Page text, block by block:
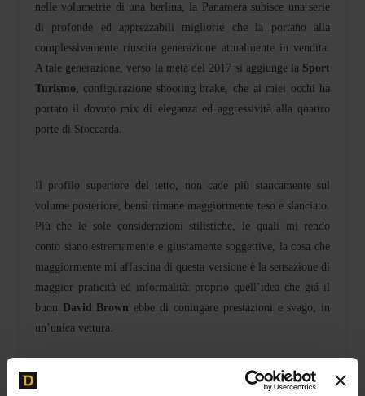
nelle volumetrie di una berlina, la Panamera subisce una serie
di profonde ed apprezzabili migliorie che la portano alla
complessivamente riuscita generazione attualmente in vendita.
A tale generazione, verso la metà del 2017 si aggiunge la Sport
Turismo, configurazione shooting brake, che ai miei occhi ha
portato il dovuto mix di eleganza ed aggressività alla quattro
porte di Stoccarda.
Il profilo superiore del tetto, non cade più stancamente sul
volume posteriore, bensì rimane maggiormente teso e slanciato.
Più che le sole considerazioni stilistiche, le quali mi rendo
conto siano estremamente e giustamente soggettive, la cosa che
maggiormente mi affascina di questa versione è la sensazione di
maggior praticità ed informalità: proprio quell’idea che giá il
buon
David Brown ebbe di coniugare prestazioni e svago, in
un’unica vettura.